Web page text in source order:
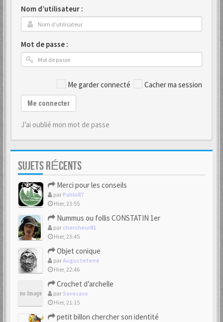
Nom d’utilisateur :
Mot de passe :
Me garder connecté Cacher ma session
Me connecter
J’ai oublié mon mot de passe
SUJETS RÉCENTS
Merci pour les conseils
par Pablo87
Hier, 23:55
Nummus ou follis CONSTATIN 1er
par chercheur81
Hier, 23:45
Objet conique
parAugusteferre
Hier, 22:46
Crochet d’archelle
par Savosavo
Hier, 21:15
petit billon chercher son identité